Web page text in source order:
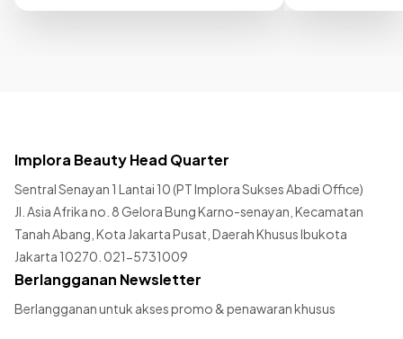
Implora Beauty Head Quarter
Sentral Senayan 1 Lantai 10 (PT Implora Sukses Abadi Office)
Jl. Asia Afrika no. 8 Gelora Bung Karno-senayan, Kecamatan
Tanah Abang, Kota Jakarta Pusat, Daerah Khusus Ibukota
Jakarta 10270. 021-5731009
Berlangganan Newsletter
Berlangganan untuk akses promo & penawaran khusus